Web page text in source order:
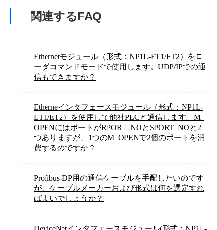
関連するFAQ
Ethernetモジュール（形式：NP1L-ET1/ET2）をロ
ーダコマンドモードで使用します。UDP/IPでの通
信もできますか？
Etherneインタフェースモジュール（形式：NP1L-
ET1/ET2）を使用して他社PLCと通信します。M_
OPENにはポートがRPORT_NOとSPORT_NOと2
つありますが、1つのM_OPENで2個のポートを消
費するのですか？
Profibus-DP用の通信ケーブルを手配したいのです
が、ケーブルメーカーおよび形式は何を選定すれ
ばよいでしょうか？
DeviceNetインタフェースモジュール(形式：NP1L-